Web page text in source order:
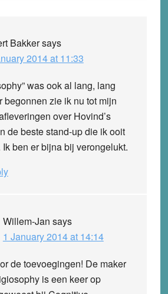
Bakkersays
2014 at 11:33
was ook al lang, lang
begonnen zie ik nu tot mijn
over Hovind’s
de beste stand-up die ik ooit
ben er bijna bij verongelukt.
Willem-Jan says
1 January 2014 at 14:14
de toevoegingen! De maker
is een keer op